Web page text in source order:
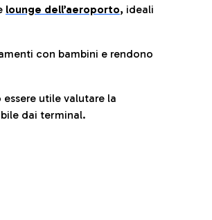
lounge dell’aeroporto, ideali
con bambini e rendono
utile valutare la
dai terminal.